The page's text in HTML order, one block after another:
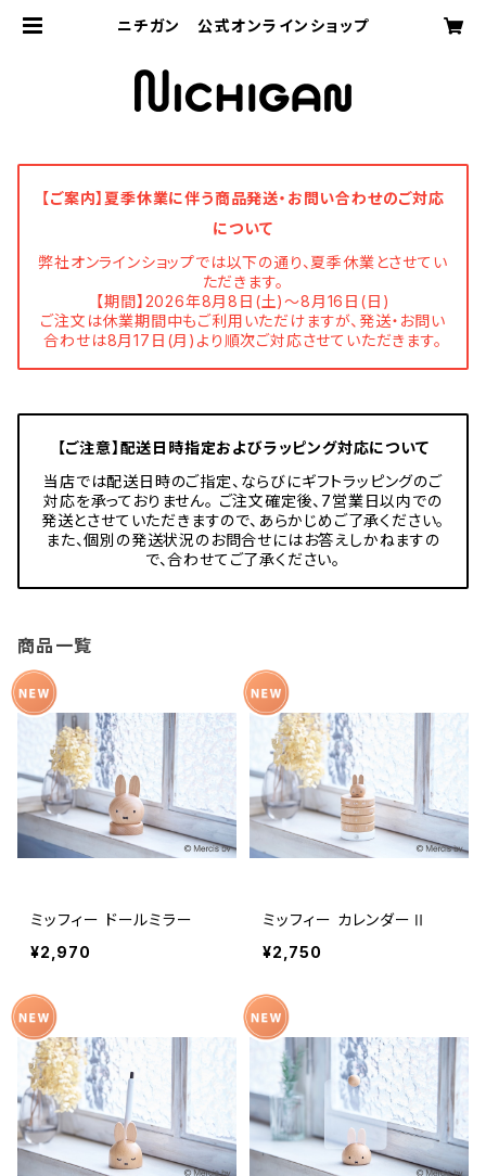
ニチガン 公式オンラインショップ
【ご案内】夏季休業に伴う商品発送・お問い合わせのご対応
について
弊社オンラインショップでは以下の通り、夏季休業とさせてい
ただきます。
【期間】2026年8月8日(土)～8月16日(日)
ご注文は休業期間中もご利用いただけますが、発送・お問い
合わせは8月17日(月)より順次ご対応させていただきます。
【ご注意】配送日時指定およびラッピング対応について
当店では配送日時のご指定、ならびにギフトラッピングのご
対応を承っておりません。 ご注文確定後、7営業日以内での
発送とさせていただきますので、あらかじめご了承ください。
また、個別の発送状況のお問合せにはお答えしかねますの
で、合わせてご了承ください。
商品一覧
ミッフィー ドールミラー
¥2,970
ミッフィー カレンダーⅡ
¥2,750